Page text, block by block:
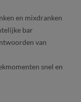
en mixdranken
bar
van
snel en